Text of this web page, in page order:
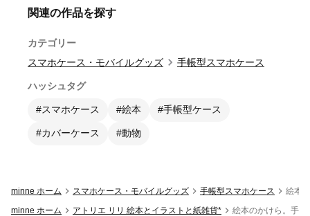
関連の作品を探す
カテゴリー
スマホケース・モバイルグッズ
手帳型スマホケース
ハッシュタグ
#スマホケース #絵本 #手帳型ケース
#カバーケース #動物
minne ホーム スマホケース・モバイルグッズ 手帳型スマホケース
絵本
minne ホーム
アトリエ リリ 絵本とイラストと紙雑貨* 絵本のかけら。手